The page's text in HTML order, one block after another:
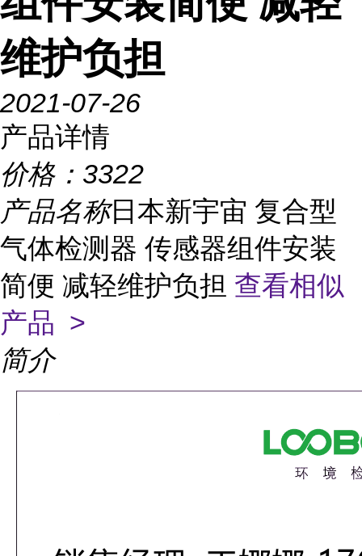
维护负担
2021-07-26
产品详情
价格： 3322
产品名称日本新宇宙 复合型
气体检测器 传感器组件安装
简便 减轻维护负担 查看相似
产品 >
简介